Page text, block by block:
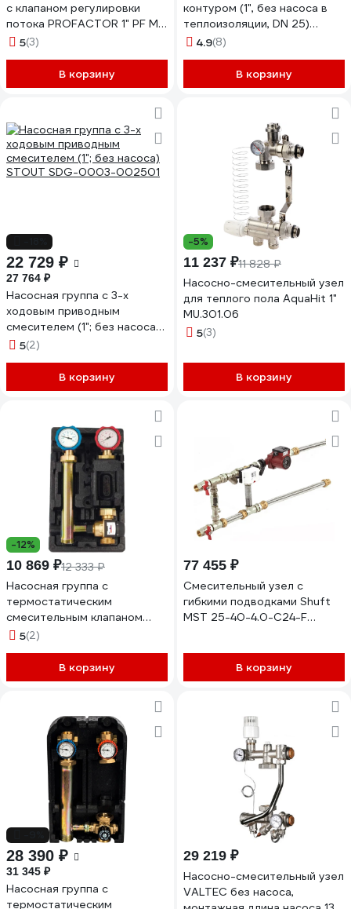
с клапаном регулировки
потока PROFACTOR 1" PF MB
8415(3)
В корзину
контуром (1", без насоса в
теплоизоляции, DN 25)
STOUT SDG-0001-002501
4.9(8)
В корзину
22 729 ₽
27 764 ₽
Насосная группа с 3-х
ходовым приводным
смесителем (1"; без насоса)
STOUT SDG-0003-002501
5(2)
В корзину
-5%
11 237 ₽11 828 ₽
Насосно-смесительный узел
для теплого пола AquaHit 1"
MU.301.06
5(3)
В корзину
-12%
10 869 ₽12 333 ₽
Насосная группа с
термостатическим
смесительным клапаном
ROMMER RDG-1002-002501
RG0092KUU96OUM
5(2)
В корзину
77 455 ₽
Смесительный узел с
гибкими подводками Shuft
MST 25-40-4.0-C24-F
В корзину
28 390 ₽
31 345 ₽
Насосная группа с
термостатическим
29 219 ₽
Насосно-смесительный узел
VALTEC без насоса,